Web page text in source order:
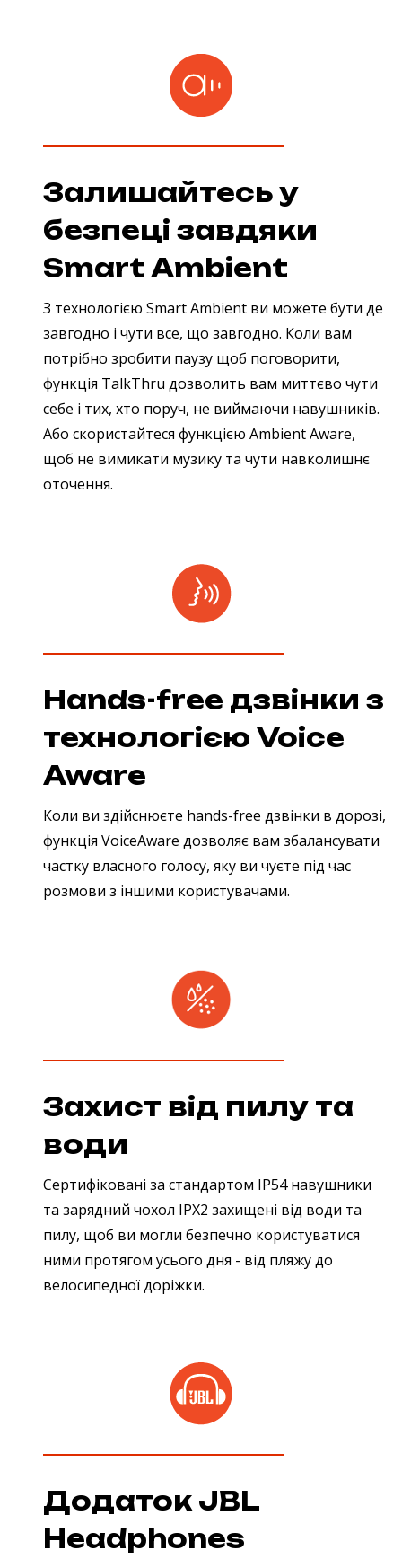
Залишайтесь у
безпеці завдяки
Smart Ambient
З технологією Smart Ambient ви можете бути де
завгодно і чути все, що завгодно. Коли вам
потрібно зробити паузу щоб поговорити,
функція TalkThru дозволить вам миттєво чути
себе і тих, хто поруч, не виймаючи навушників.
Або скористайтеся функцією Ambient Aware,
щоб не вимикати музику та чути навколишнє
оточення.
Hands-free дзвінки з
технологією Voice
Aware
Коли ви здійснюєте hands-free дзвінки в дорозі,
функція VoiceAware дозволяє вам збалансувати
частку власного голосу, яку ви чуєте під час
розмови з іншими користувачами.
Захист від пилу та
води
Сертифіковані за стандартом IP54 навушники
та зарядний чохол IPX2 захищені від води та
пилу, щоб ви могли безпечно користуватися
ними протягом усього дня - від пляжу до
велосипедної доріжки.
Додаток JBL
Headphones